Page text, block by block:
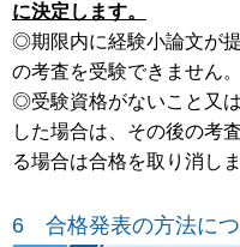
に決定します。
◎期限内に経験小論文が
の考査を受験できません。
◎受験資格がないこと又
した場合は、その後の考
る場合は合格を取り消しま
6 合格発表の方法に